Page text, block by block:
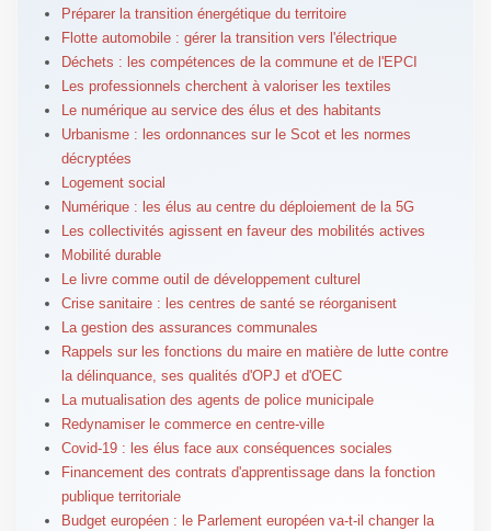
Préparer la transition énergétique du territoire
Flotte automobile : gérer la transition vers l'électrique
Déchets : les compétences de la commune et de l'EPCI
Les professionnels cherchent à valoriser les textiles
Le numérique au service des élus et des habitants
Urbanisme : les ordonnances sur le Scot et les normes
décryptées
Logement social
Numérique : les élus au centre du déploiement de la 5G
Les collectivités agissent en faveur des mobilités actives
Mobilité durable
Le livre comme outil de développement culturel
Crise sanitaire : les centres de santé se réorganisent
La gestion des assurances communales
Rappels sur les fonctions du maire en matière de lutte contre
la délinquance, ses qualités d'OPJ et d'OEC
La mutualisation des agents de police municipale
Redynamiser le commerce en centre-ville
Covid-19 : les élus face aux conséquences sociales
Financement des contrats d'apprentissage dans la fonction
publique territoriale
Budget européen : le Parlement européen va-t-il changer la